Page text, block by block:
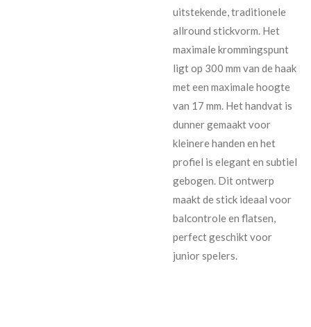
uitstekende, traditionele
allround stickvorm. Het
maximale krommingspunt
ligt op 300 mm van de haak
met een maximale hoogte
van 17 mm. Het handvat is
dunner gemaakt voor
kleinere handen en het
profiel is elegant en subtiel
gebogen. Dit ontwerp
maakt de stick ideaal voor
balcontrole en flatsen,
perfect geschikt voor
junior spelers.